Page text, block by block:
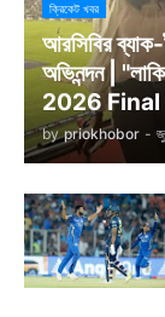
ক্রিকেট খবর
আরসিবির
অভিনন্দন |
2026 Final
by priokhobor -